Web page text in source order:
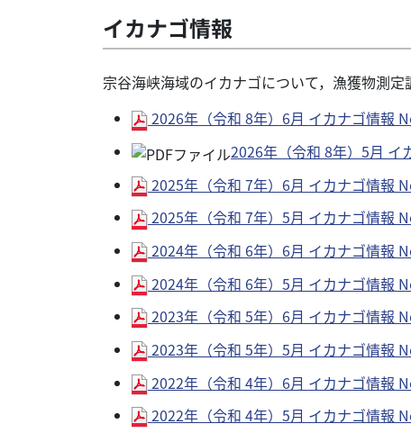
イカナゴ情報
宗谷海峡海域のイカナゴについて，漁獲物測
2026年（令和 8年）6月 イカナゴ情報
2026年（令和 8年）5月 イ
2025年（令和 7年）6月 イカナゴ情報
2025年（令和 7年）5月 イカナゴ情報
2024年（令和 6年）6月 イカナゴ情報
2024年（令和 6年）5月 イカナゴ情報
2023年（令和 5年）6月 イカナゴ情報
2023年（令和 5年）5月 イカナゴ情報
2022年（令和 4年）6月 イカナゴ情報
2022年（令和 4年）5月 イカナゴ情報